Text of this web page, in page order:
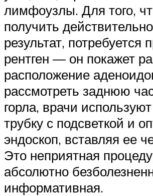
лимфоузлы. Для того,
получить
результат, потребуется
рентген — он покажет
расположение
рассмотреть заднюю
горла, врачи
трубку с подсветкой и
эндоскоп, вставляя ее
Это неприятная
абсолютно
информативная.